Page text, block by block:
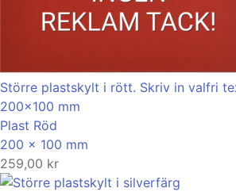
Större plastskylt i rött. Skriv in valfri
200×100 mm
Plast Röd
200 x 100 mm
259,00 kr